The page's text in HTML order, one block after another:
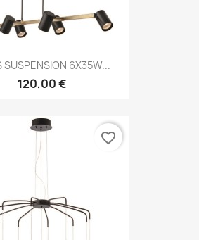
SUSPENSION 6X35W...
120,00 €
favorite_border